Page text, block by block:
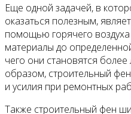
Еще одной задачей, в
оказаться полезным,
помощью горячего
материалы до
чего они становятся более
образом, строительный
и усилия при ремонтных
Также строительный фен